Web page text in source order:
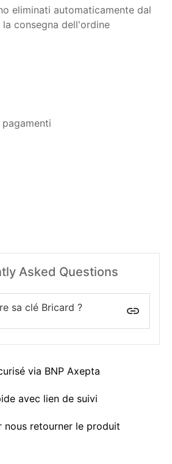
eliminati automaticamente dal
consegna dell'ordine
Asked Questions
sa clé Bricard ? insert_link
via BNP Axepta
avec lien de suivi
nous retourner le produit